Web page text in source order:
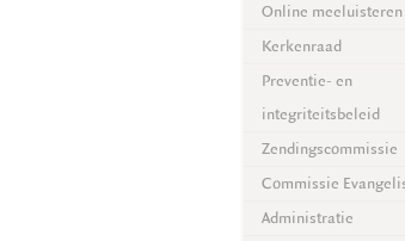
Online meeluisteren
Kerkenraad
Preventie- en
integriteitsbeleid
Zendingscommissie
Commissie
Administratie